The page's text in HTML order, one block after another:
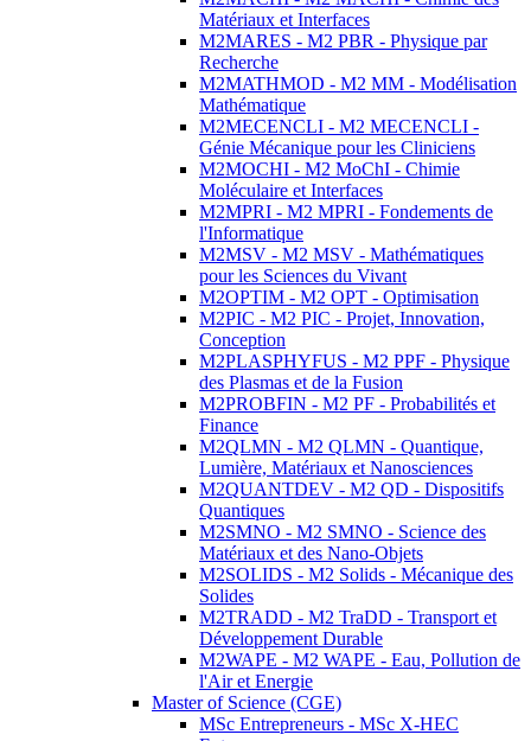
Matériaux et Interfaces
M2MARES - M2 PBR - Physique par
Recherche
M2MATHMOD - M2 MM - Modélisation
Mathématique
M2MECENCLI - M2 MECENCLI -
Génie Mécanique pour les Cliniciens
M2MOCHI - M2 MoChI - Chimie
Moléculaire et Interfaces
M2MPRI - M2 MPRI - Fondements de
l'Informatique
M2MSV - M2 MSV - Mathématiques
pour les Sciences du Vivant
M2OPTIM - M2 OPT - Optimisation
M2PIC - M2 PIC - Projet, Innovation,
Conception
M2PLASPHYFUS - M2 PPF - Physique
des Plasmas et de la Fusion
M2PROBFIN - M2 PF - Probabilités et
Finance
M2QLMN - M2 QLMN - Quantique,
Lumière, Matériaux et Nanosciences
M2QUANTDEV - M2 QD - Dispositifs
Quantiques
M2SMNO - M2 SMNO - Science des
Matériaux et des Nano-Objets
M2SOLIDS - M2 Solids - Mécanique des
Solides
M2TRADD - M2 TraDD - Transport et
Développement Durable
M2WAPE - M2 WAPE - Eau, Pollution de
l'Air et Energie
Master of Science (CGE)
MSc Entrepreneurs - MSc X-HEC